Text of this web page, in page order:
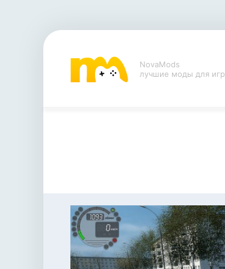
NovaMods
лучшие моды для игр